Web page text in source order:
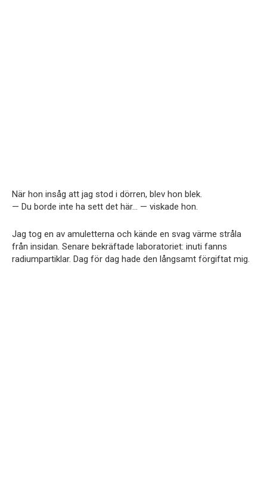
När hon insåg att jag stod i dörren, blev hon blek.
— Du borde inte ha sett det här… — viskade hon.
Jag tog en av amuletterna och kände en svag värme stråla
från insidan. Senare bekräftade laboratoriet: inuti fanns
radiumpartiklar. Dag för dag hade den långsamt förgiftat mig.